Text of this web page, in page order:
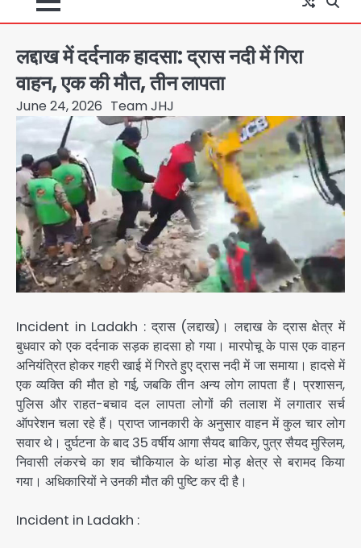
लद्दाख में दर्दनाक हादसा: द्रास नदी में गिरा
वाहन, एक की मौत, तीन लापता
June 24, 2026 Team JHJ
Incident in Ladakh : द्रास (लद्दाख)। लद्दाख के द्रास क्षेत्र में
बुधवार को एक दर्दनाक सड़क हादसा हो गया। मारपोचू के पास एक वाहन
अनियंत्रित होकर गहरी खाई में गिरते हुए द्रास नदी में जा समाया। हादसे में
एक व्यक्ति की मौत हो गई, जबकि तीन अन्य लोग लापता हैं। प्रशासन,
पुलिस और राहत-बचाव दल लापता लोगों की तलाश में लगातार सर्च
ऑपरेशन चला रहे हैं। प्राप्त जानकारी के अनुसार वाहन में कुल चार लोग
सवार थे। दुर्घटना के बाद 35 वर्षीय आगा सैयद बाकिर, पुत्र सैयद मुस्लिम,
निवासी लंकरचे का शव चौकियाल के थांडा मोड़ क्षेत्र से बरामद किया
गया। अधिकारियों ने उनकी मौत की पुष्टि कर दी है।
Incident in Ladakh :